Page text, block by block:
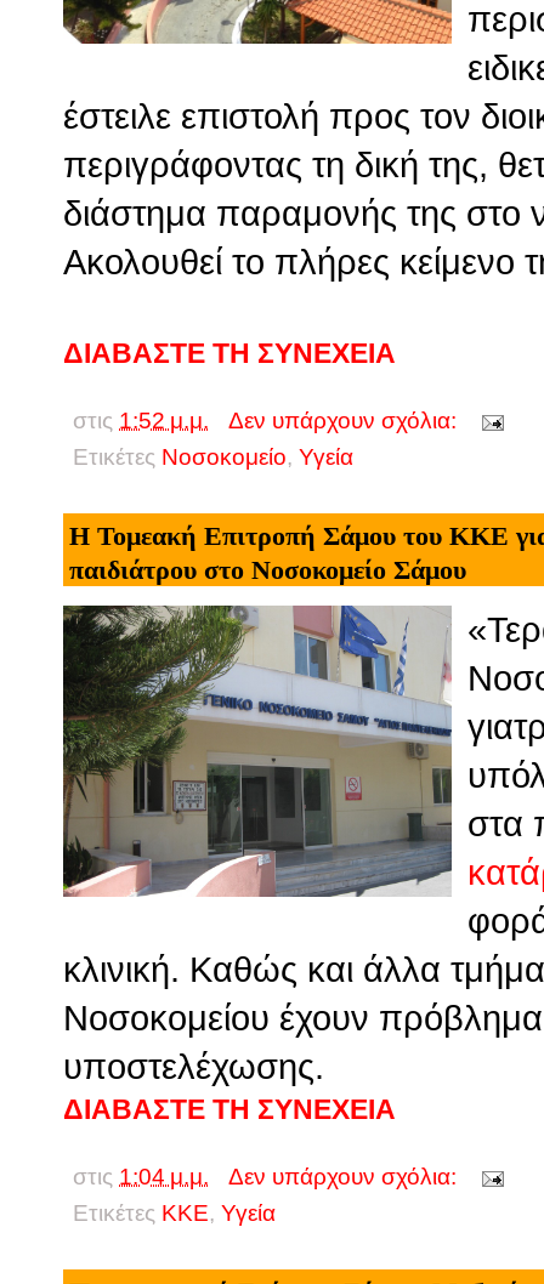
έστειλε επιστολή προς τον
περιγράφοντας τη δική της,
διάστημα παραμονής της στο
Ακολουθεί το πλήρες κείμενο
ΔΙΑΒΑΣΤΕ ΤΗ ΣΥΝΕΧΕΙΑ
στις 1:52 μ.μ.
Δεν υπάρχουν σχόλια:
Ετικέτες Νοσοκομείο, Υγεία
Η Τομεακή Επιτροπή Σάμου του ΚΚΕ
παιδιάτρου στο Νοσοκομείο Σάμου
στα
κλινική. Καθώς και άλλα
Νοσοκομείου έχουν
υποστελέχωσης.
ΔΙΑΒΑΣΤΕ ΤΗ ΣΥΝΕΧΕΙΑ
στις 1:04 μ.μ.
Δεν υπάρχουν σχόλια:
Ετικέτες ΚΚΕ, Υγεία